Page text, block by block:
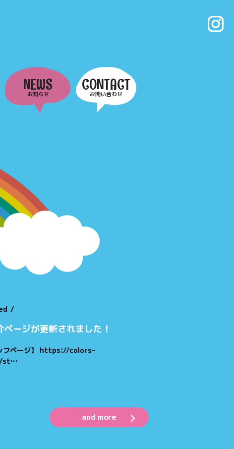
NEWS
お知らせ
CONTACT
お問い合わせ
/
ージが更新されました！
フページ】 https://colors-
st…
and more